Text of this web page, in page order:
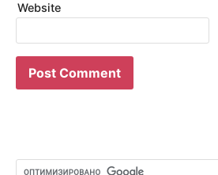
Website